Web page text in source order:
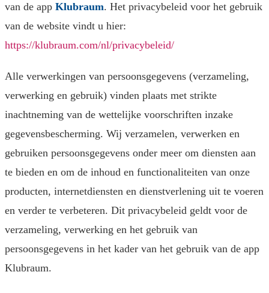
van de app Klubraum. Het privacybeleid voor het gebruik
van de website vindt u hier:
https://klubraum.com/nl/privacybeleid/
Alle verwerkingen van persoonsgegevens (verzameling,
verwerking en gebruik) vinden plaats met strikte
inachtneming van de wettelijke voorschriften inzake
gegevensbescherming. Wij verzamelen, verwerken en
gebruiken persoonsgegevens onder meer om diensten aan
te bieden en om de inhoud en functionaliteiten van onze
producten, internetdiensten en dienstverlening uit te voeren
en verder te verbeteren. Dit privacybeleid geldt voor de
verzameling, verwerking en het gebruik van
persoonsgegevens in het kader van het gebruik van de app
Klubraum.